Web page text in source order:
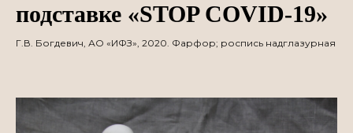
подставке «STOP COVID-19»
Г.В. Богдевич, АО «ИФЗ», 2020. Фарфор; роспись надглазурная